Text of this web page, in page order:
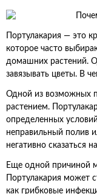
Портулакария — это
которое часто
домашних растений.
завязывать цветы. В
Одной из возможных
растением.
определенных
неправильный полив
негативно сказаться
Еще одной причиной
Портулакария может
как грибковые